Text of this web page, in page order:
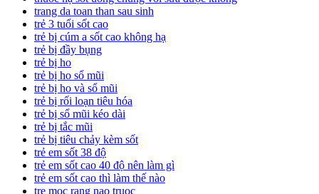
trang da toan than sau sinh
trẻ 3 tuổi sốt cao
trẻ bị cúm a sốt cao không hạ
trẻ bị đầy bụng
trẻ bị ho
trẻ bị ho sổ mũi
trẻ bị ho và sổ mũi
trẻ bị rối loạn tiêu hóa
trẻ bị sổ mũi kéo dài
trẻ bị tắc mũi
trẻ bị tiêu chảy kèm sốt
trẻ em sốt 38 độ
trẻ em sốt cao 40 độ nên làm gì
trẻ em sốt cao thì làm thế nào
tre moc rang nao truoc